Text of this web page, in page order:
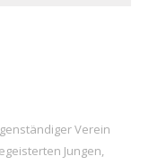
Verein
Jungen,